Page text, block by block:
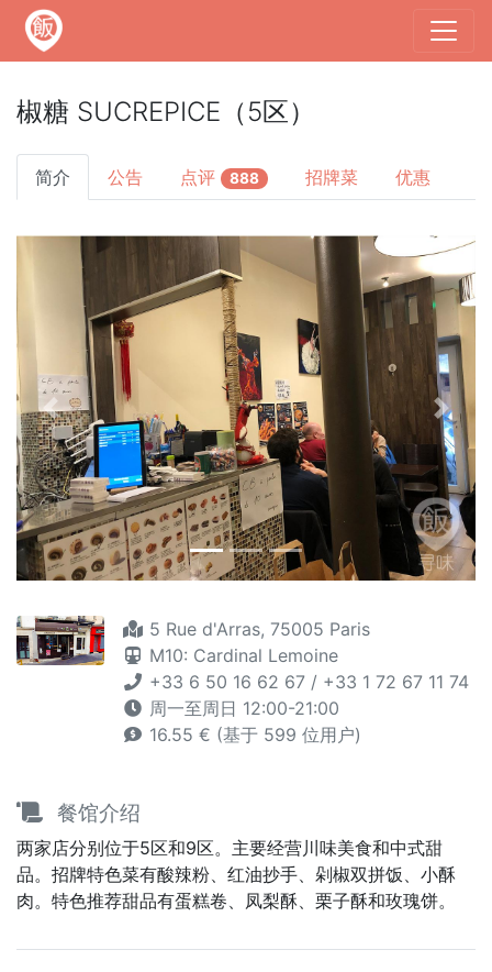
椒糖 SUCREPICE（5区）
简介 公告 点评 888 招牌菜 优惠
Previous Next
5 Rue d'Arras, 75005 Paris
M10: Cardinal Lemoine
+33 6 50 16 62 67 / +33 1 72 67 11 74
周一至周日 12:00-21:00
16.55 € (基于 599 位用户)
餐馆介绍
两家店分别位于5区和9区。主要经营川味美食和中式甜
品。招牌特色菜有酸辣粉、红油抄手、剁椒双拼饭、小酥
肉。特色推荐甜品有蛋糕卷、凤梨酥、栗子酥和玫瑰饼。